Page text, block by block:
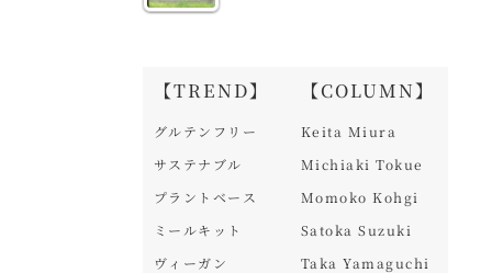
【TREND】
グルテンフリー
サステナブル
プラントベース
ミールキット
ヴィーガン
【COLUMN】
Keita Miura
Michiaki Tokue
Momoko Kohgi
Satoka Suzuki
Taka Yamaguchi